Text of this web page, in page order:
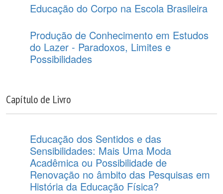
Educação do Corpo na Escola Brasileira
Produção de Conhecimento em Estudos
do Lazer - Paradoxos, Limites e
Possibilidades
Capítulo de Livro
Educação dos Sentidos e das
Sensibilidades: Mais Uma Moda
Acadêmica ou Possibilidade de
Renovação no âmbito das Pesquisas em
História da Educação Física?